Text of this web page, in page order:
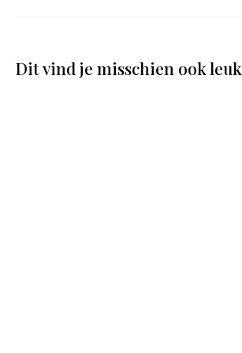
Dit vind je misschien ook leuk